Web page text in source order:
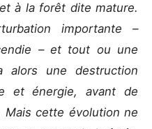
à la forêt dite mature.
importante –
– et tout ou une
une destruction
et énergie, avant de
Mais cette évolution ne